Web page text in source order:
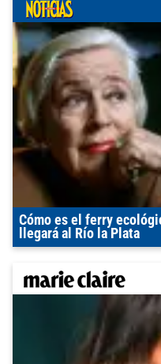
Cómo es el ferry
llegará al Río la Plata